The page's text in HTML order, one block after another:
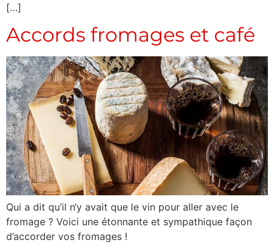
[…]
Accords fromages et café
Qui a dit qu’il n‘y avait que le vin pour aller avec le
fromage ? Voici une étonnante et sympathique façon
d’accorder vos fromages !